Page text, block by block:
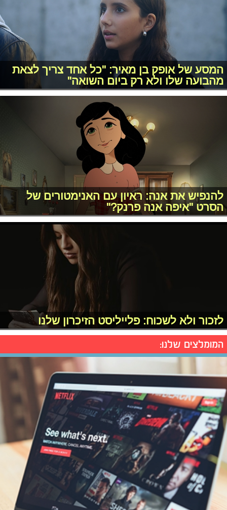
המסע של אופק בן מאיר: "כל אחד צריך לצאת
מהבועה שלו ולא רק ביום השואה"
להנפיש את אנה: ראיון עם האנימטורים של
הסרט "איפה אנה פרנק?"
לזכור ולא לשכוח: פלייליסט הזיכרון שלנו
המומלצים שלנו: